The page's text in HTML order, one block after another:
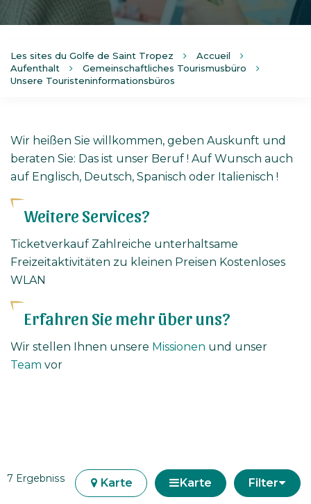
Les sites du Golfe de Saint Tropez
Accueil
Aufenthalt
Gemeinschaftliches Tourismusbüro
Unsere Touristeninformationsbüros
Wir heißen Sie willkommen, geben Auskunft und
beraten Sie: Das ist unser Beruf ! Auf Wunsch auch
auf Englisch, Deutsch, Spanisch oder Italienisch !
Weitere Services?
Ticketverkauf Zahlreiche unterhaltsame
Freizeitaktivitäten zu kleinen Preisen Kostenloses
WLAN
Erfahren Sie mehr über uns?
Wir stellen Ihnen unsere Missionen und unser
Team vor
7 Ergebniss Karte Karte Filter